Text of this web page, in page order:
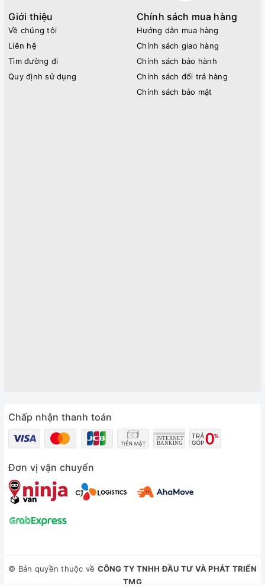
Giới thiệu
Về chúng tôi
Liên hệ
Tìm đường đi
Quy định sử dụng
Chính sách mua hàng
Hướng dẫn mua hàng
Chính sách giao hàng
Chính sách bảo hành
Chính sách đổi trả hàng
Chính sách bảo mật
Chấp nhận thanh toán
Đơn vị vận chuyển
© Bản quyền thuộc về CÔNG TY TNHH ĐẦU TƯ VÀ PHÁT TRIỂN
TMG